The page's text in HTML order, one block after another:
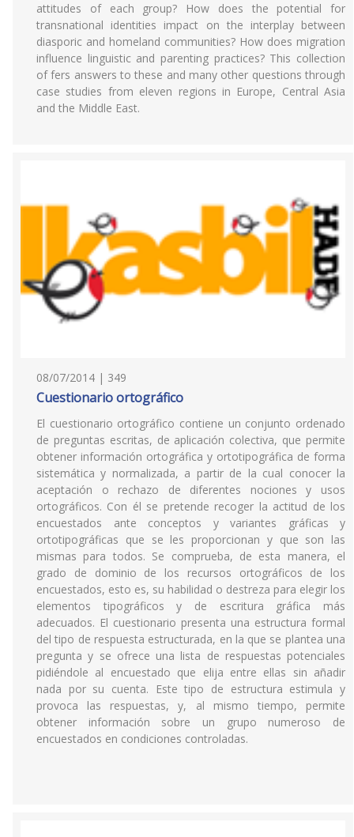
attitudes of each group? How does the potential for
transnational identities impact on the interplay between
diasporic and homeland communities? How does migration
influence linguistic and parenting practices? This collection
of fers answers to these and many other questions through
case studies from eleven regions in Europe, Central Asia
and the Middle East.
08/07/2014 | 349
Cuestionario ortográfico
El cuestionario ortográfico contiene un conjunto ordenado
de preguntas escritas, de aplicación colectiva, que permite
obtener información ortográfica y ortotipográfica de forma
sistemática y normalizada, a partir de la cual conocer la
aceptación o rechazo de diferentes nociones y usos
ortográficos. Con él se pretende recoger la actitud de los
encuestados ante conceptos y variantes gráficas y
ortotipográficas que se les proporcionan y que son las
mismas para todos. Se comprueba, de esta manera, el
grado de dominio de los recursos ortográficos de los
encuestados, esto es, su habilidad o destreza para elegir los
elementos tipográficos y de escritura gráfica más
adecuados. El cuestionario presenta una estructura formal
del tipo de respuesta estructurada, en la que se plantea una
pregunta y se ofrece una lista de respuestas potenciales
pidiéndole al encuestado que elija entre ellas sin añadir
nada por su cuenta. Este tipo de estructura estimula y
provoca las respuestas, y, al mismo tiempo, permite
obtener información sobre un grupo numeroso de
encuestados en condiciones controladas.